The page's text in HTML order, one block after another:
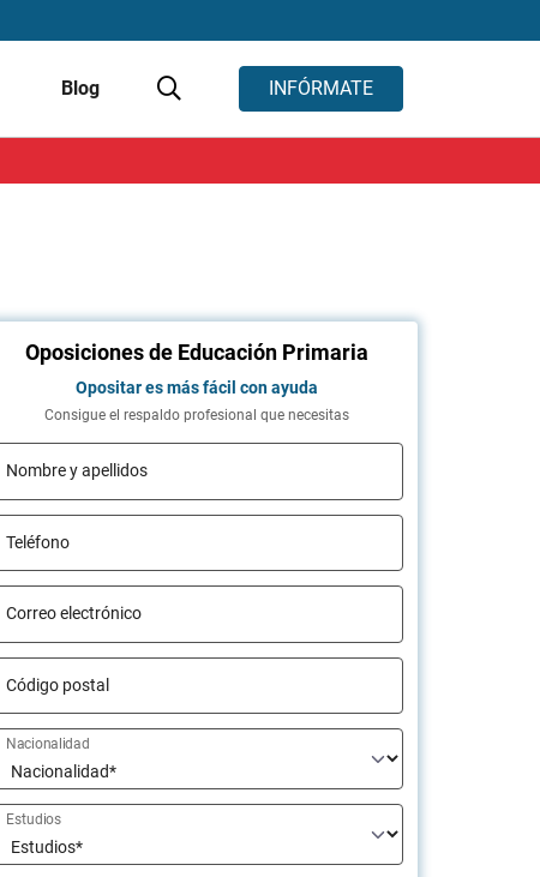
Blog INFÓRMATE
Oposiciones de Educación Primaria
Opositar es más fácil con ayuda
Consigue el respaldo profesional que necesitas
Nombre y apellidos
Teléfono
Correo electrónico
Código postal
Nacionalidad
Estudios